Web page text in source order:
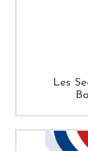
Les